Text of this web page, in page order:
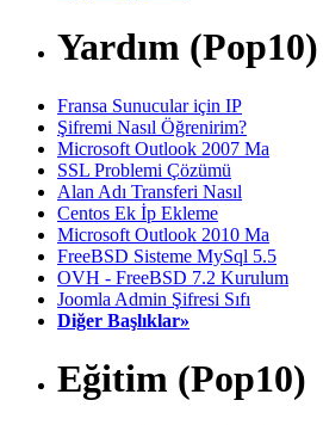
Yardım (Pop10)
Fransa Sunucular için IP
Şifremi Nasıl Öğrenirim?
Microsoft Outlook 2007 Ma
SSL Problemi Çözümü
Alan Adı Transferi Nasıl
Centos Ek İp Ekleme
Microsoft Outlook 2010 Ma
FreeBSD Sisteme MySql 5.5
OVH - FreeBSD 7.2 Kurulum
Joomla Admin Şifresi Sıfı
Diğer Başlıklar»
Eğitim (Pop10)